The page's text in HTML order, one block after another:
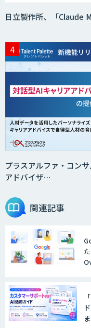
日立製作所、「
プラスアルファ・コン
アドバイザ…
関連記事